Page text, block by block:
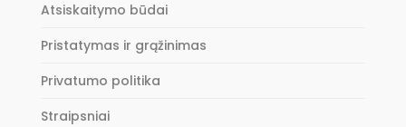
Atsiskaitymo būdai
Pristatymas ir grąžinimas
Privatumo politika
Straipsniai